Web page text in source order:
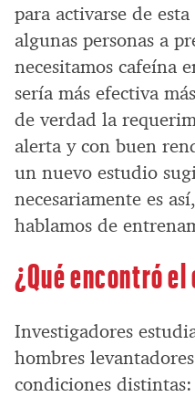
para activarse de
algunas personas a
necesitamos cafeína
sería más efectiva
de verdad la
alerta y con buen
un nuevo estudio
necesariamente es
hablamos de
¿Qué encontró
Investigadores
hombres
condiciones